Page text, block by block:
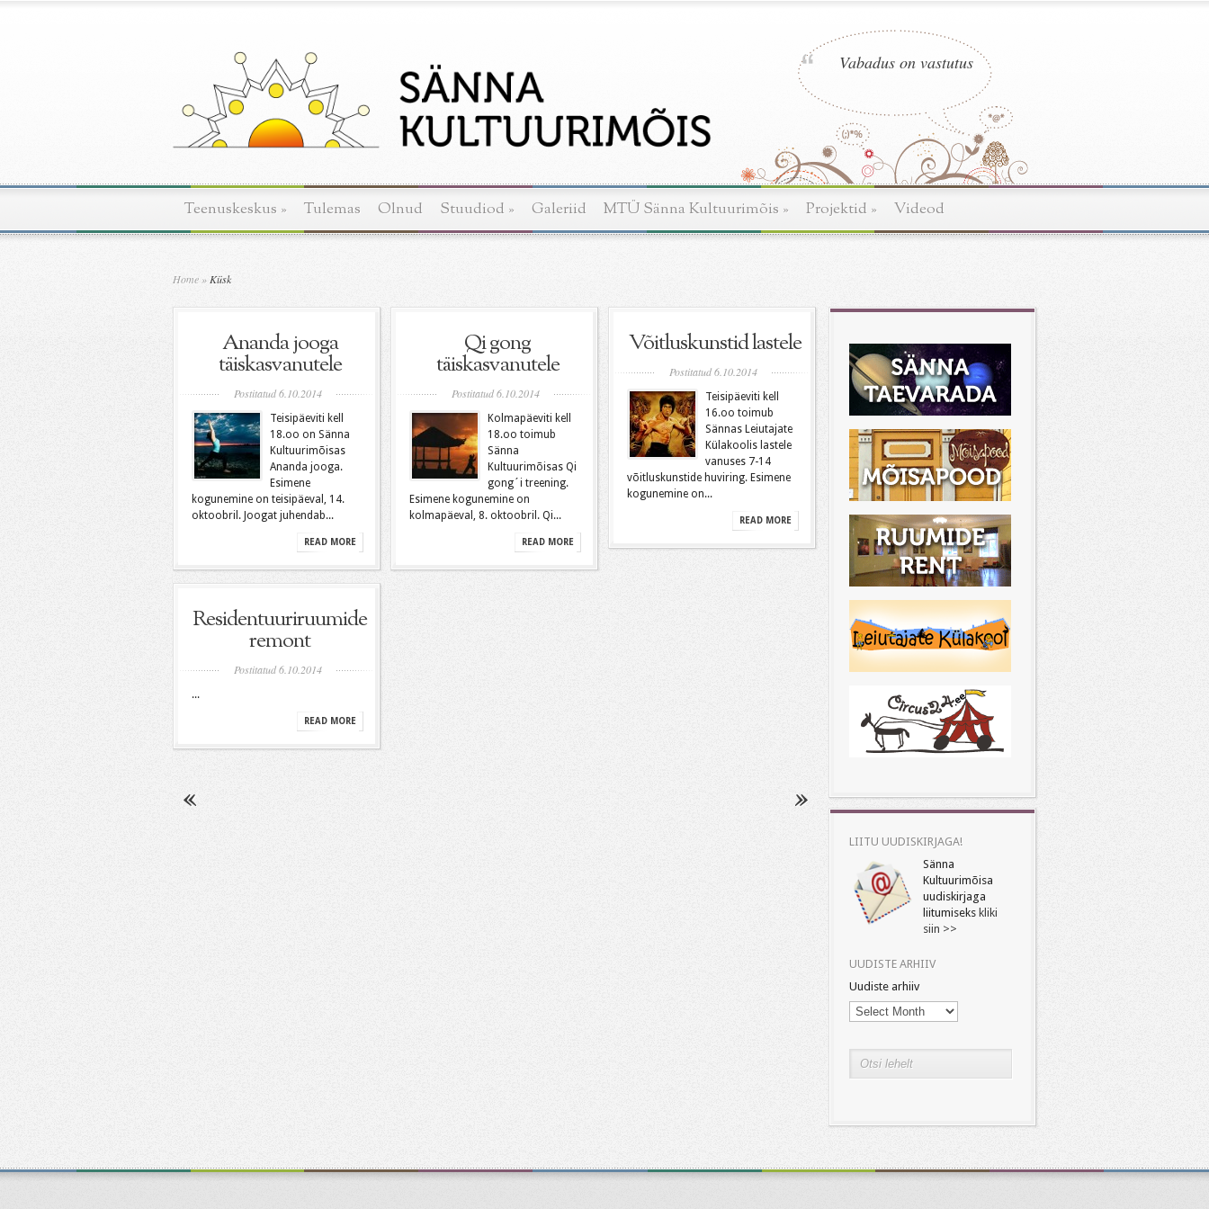
Vabadus on vastutus
Teenuskeskus » Tulemas Olnud Stuudiod » Galeriid MTÜ Sänna Kultuurimõis » Projektid » Videod
Home»Küsk
Ananda jooga
täiskasvanutele
Postitatud 6.10.2014
Teisipäeviti kell
18.oo on Sänna
Kultuurimõisas
Ananda jooga.
Esimene
kogunemine on teisipäeval, 14.
oktoobril. Joogat juhendab...
READ MORE
Qi gong
täiskasvanutele
Postitatud 6.10.2014
Kolmapäeviti kell
18.oo toimub
Sänna
Kultuurimõisas Qi
gong´i treening.
Esimene kogunemine on
kolmapäeval, 8. oktoobril. Qi...
READ MORE
Võitluskunstid lastele
Postitatud 6.10.2014
Teisipäeviti kell
16.oo toimub
Sännas Leiutajate
Külakoolis lastele
vanuses 7-14
võitluskunstide huviring. Esimene
kogunemine on...
READ MORE
Residentuuriruumide
remont
Postitatud 6.10.2014
...
READ MORE
LIITU UUDISKIRJAGA!
Sänna
Kultuurimõisa
uudiskirjaga
liitumiseks kliki
siin >>
UUDISTE ARHIIV
Uudiste arhiiv